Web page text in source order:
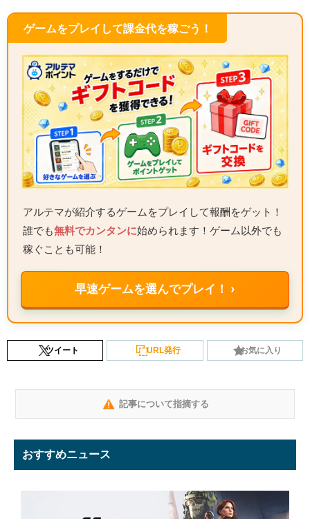
ゲームをプレイして課金代を稼ごう！
アルテマが紹介するゲームをプレイして報酬をゲット！
誰でも無料でカンタンに始められます！ゲーム以外でも
稼ぐことも可能！
早速ゲームを選んでプレイ！ ›
ツイート URL発行 お気に入り
記事について指摘する
おすすめニュース